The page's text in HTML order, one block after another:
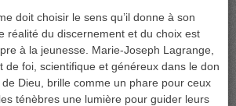
doit choisir le sens qu’il donne à son
réalité du discernement et du choix est
à la jeunesse. Marie-Joseph Lagrange,
de foi, scientifique et généreux dans le don
Dieu, brille comme un phare pour ceux
ténèbres une lumière pour guider leurs